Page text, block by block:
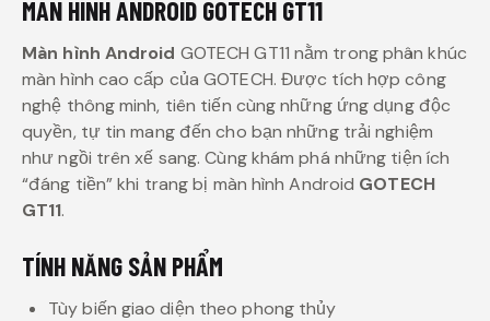
MÀN HÌNH ANDROID GOTECH GT11
Màn hình Android GOTECH GT11 nằm trong phân khúc
màn hình cao cấp của GOTECH. Được tích hợp công
nghệ thông minh, tiên tiến cùng những ứng dụng độc
quyền, tự tin mang đến cho bạn những trải nghiệm
như ngồi trên xế sang. Cùng khám phá những tiện ích
“đáng tiền” khi trang bị màn hình Android GOTECH
GT11.
TÍNH NĂNG SẢN PHẨM
Tùy biến giao diện theo phong thủy